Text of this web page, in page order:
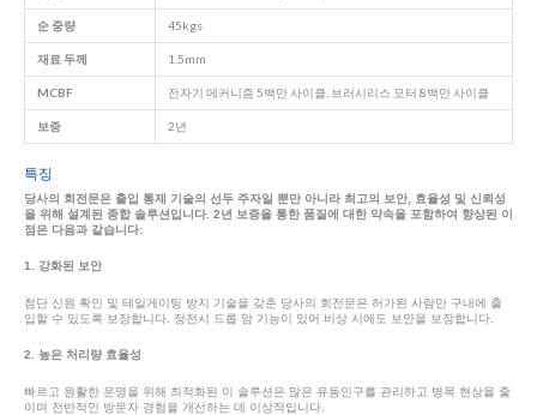
순 중량 45kgs
재료 두께 1.5mm
MCBF 전자기 메커니즘 5백만 사이클, 브러시리스 모터 8백만 사이클
보증 2년
특징
당사의 회전문은 출입 통제 기술의 선두 주자일 뿐만 아니라 최고의 보안, 효율성 및 신뢰성
을 위해 설계된 종합 솔루션입니다. 2년 보증을 통한 품질에 대한 약속을 포함하여 향상된 이
점은 다음과 같습니다:
1. 강화된 보안
첨단 신원 확인 및 테일게이팅 방지 기술을 갖춘 당사의 회전문은 허가된 사람만 구내에 출
입할 수 있도록 보장합니다. 정전시 드롭 암 기능이 있어 비상 시에도 보안을 보장합니다.
2. 높은 처리량 효율성
빠르고 원활한 운영을 위해 최적화된 이 솔루션은 많은 유동인구를 관리하고 병목 현상을 줄
이며 전반적인 방문자 경험을 개선하는 데 이상적입니다.